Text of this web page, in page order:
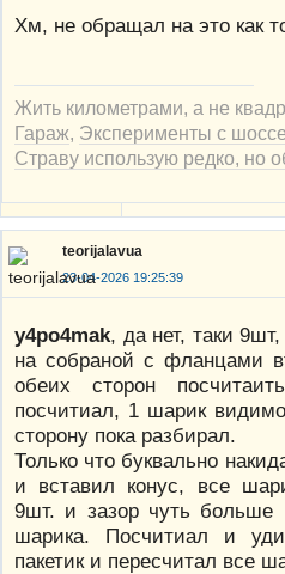
Хм, не обращал на это как
Жить километрами, а не
Гараж, Эксперименты с
Страву использую редко, но
teorijalavua
23-04-2026 19:25:39
y4po4mak, да нет, таки
на собраной с фланцами
обеих сторон
посчитиал, 1 шарик
сторону пока разбирал.
Только что буквально
и вставил конус, все
9шт. и зазор чуть больше
шарика. Посчитиал и
пакетик и пересчитал все